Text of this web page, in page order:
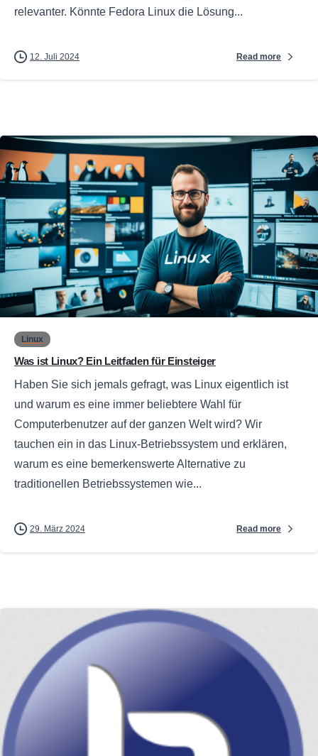
relevanter. Könnte Fedora Linux die Lösung...
12. Juli 2024 Read more
0
Linux
Was ist Linux? Ein Leitfaden für Einsteiger
Haben Sie sich jemals gefragt, was Linux eigentlich ist
und warum es eine immer beliebtere Wahl für
Computerbenutzer auf der ganzen Welt wird? Wir
tauchen ein in das Linux-Betriebssystem und erklären,
warum es eine bemerkenswerte Alternative zu
traditionellen Betriebssystemen wie...
29. März 2024 Read more